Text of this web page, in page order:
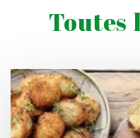
Toutes